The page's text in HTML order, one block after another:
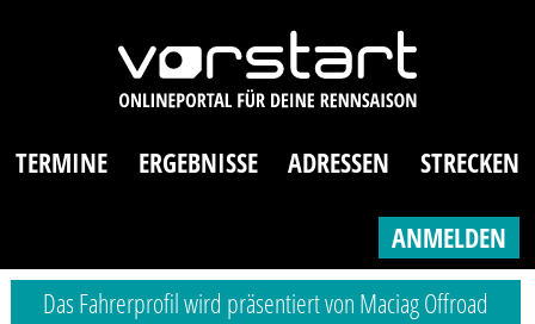
TERMINE ERGEBNISSE ADRESSEN STRECKEN
ANMELDEN
Das Fahrerprofil wird präsentiert von Maciag Offroad